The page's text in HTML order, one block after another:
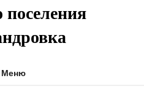
поселения
Меню